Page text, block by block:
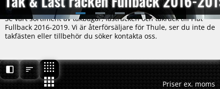
Se vårt sortiment av takbågar, lasträcken och takräck till Fiat
Fullback 2016-2019. Vi är återförsäljare för Thule, ser du inte de
takfästen eller tillbehör du söker kontakta oss.
Priser ex. moms